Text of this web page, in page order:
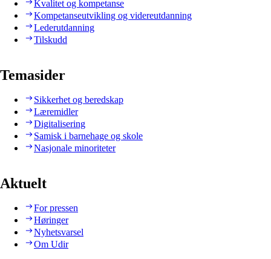
Kvalitet og kompetanse
Kompetanseutvikling og videreutdanning
Lederutdanning
Tilskudd
Temasider
Sikkerhet og beredskap
Læremidler
Digitalisering
Samisk i barnehage og skole
Nasjonale minoriteter
Aktuelt
For pressen
Høringer
Nyhetsvarsel
Om Udir